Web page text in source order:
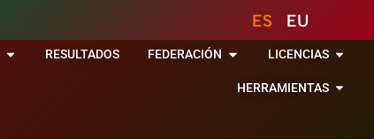
ES EU
RESULTADOS FEDERACIÓN LICENCIAS
HERRAMIENTAS